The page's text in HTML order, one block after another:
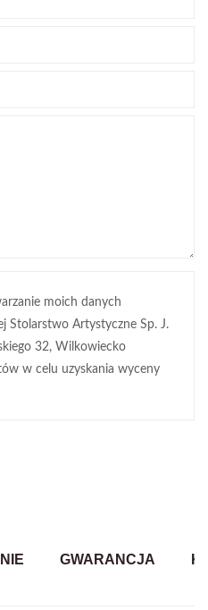
moich danych
Stolarstwo Artystyczne Sp. J.
32, Wilkowiecko
w celu uzyskania wyceny
GWARANCJA